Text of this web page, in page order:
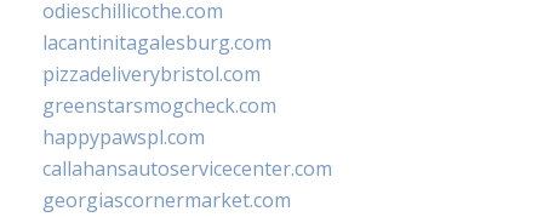
odieschillicothe.com
lacantinitagalesburg.com
pizzadeliverybristol.com
greenstarsmogcheck.com
happypawspl.com
callahansautoservicecenter.com
georgiascornermarket.com